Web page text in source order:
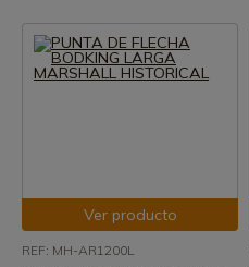
Ver producto
REF: MH-AR1200L